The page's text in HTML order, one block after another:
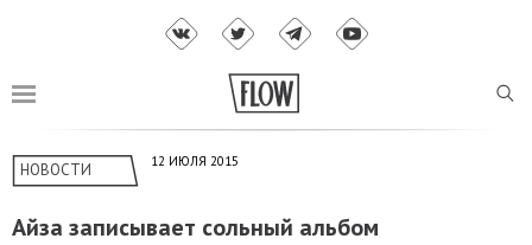
НОВОСТИ 12 ИЮЛЯ 2015
Айза записывает сольный альбом